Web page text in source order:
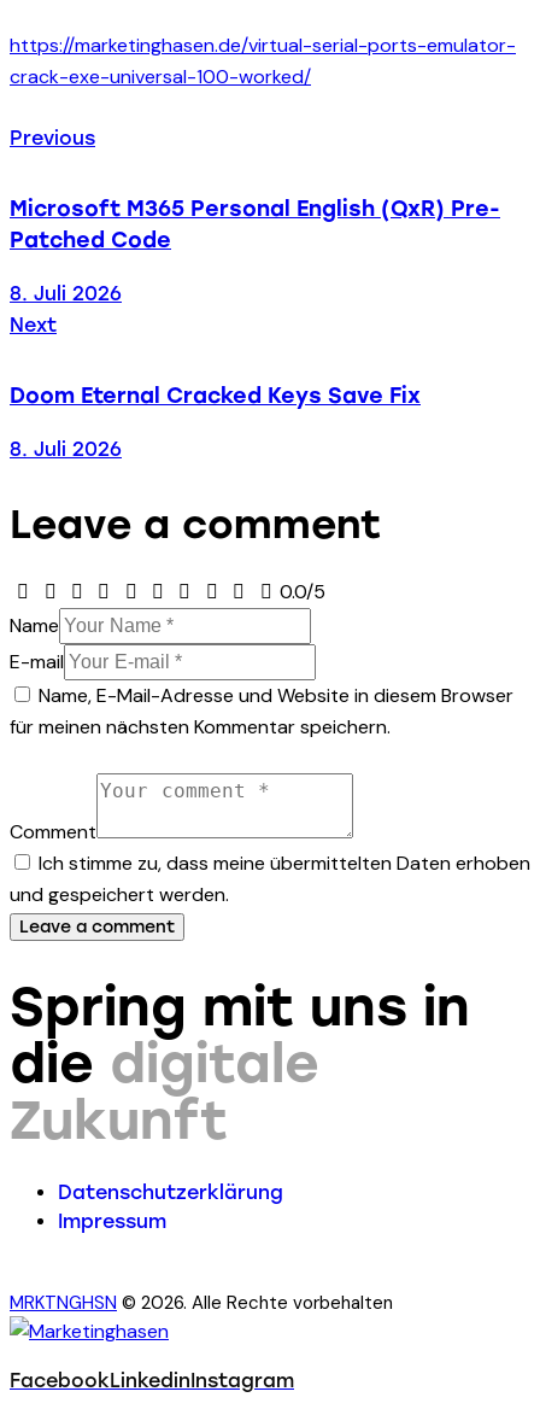
https://marketinghasen.de/virtual-serial-ports-emulator-
crack-exe-universal-100-worked/
Previous
Microsoft M365 Personal English (QxR) Pre-
Patched Code
8. Juli 2026
Next
Doom Eternal Cracked Keys Save Fix
8. Juli 2026
Leave a comment
0.0/5
Name
E-mail
Name, E-Mail-Adresse und Website in diesem Browser
für meinen nächsten Kommentar speichern.
Comment
Ich stimme zu, dass meine übermittelten Daten erhoben
und gespeichert werden.
Spring mit uns in
die digitale
Zukunft
Datenschutzerklärung
Impressum
MRKTNGHSN © 2026. Alle Rechte vorbehalten
FacebookLinkedinInstagram